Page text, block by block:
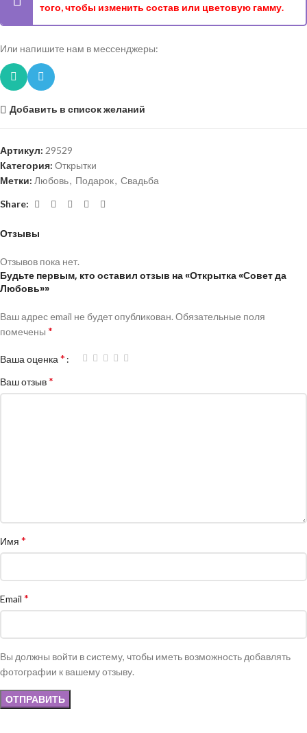
того, чтобы изменить состав или цветовую гамму.
Или напишите нам в мессенджеры:
Добавить в список желаний
Артикул: 29529
Категория: Открытки
Метки: Любовь, Подарок, Свадьба
Share:
Отзывы
Отзывов пока нет.
Будьте первым, кто оставил отзыв на «Открытка «Совет да
Любовь»»
Ваш адрес email не будет опубликован. Обязательные поля
помечены *
Ваша оценка *
Ваш отзыв*
Имя *
Email *
Вы должны войти в систему, чтобы иметь возможность добавлять
фотографии к вашему отзыву.